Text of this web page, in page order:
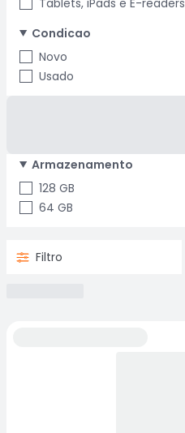
Tablets, iPads e E-readers
Condicao
Novo
Usado
Armazenamento
128 GB
64 GB
Filtro